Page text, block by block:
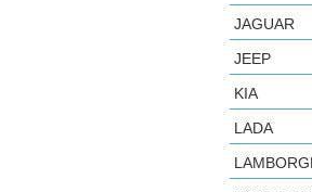
JAGUAR
JEEP
KIA
LADA